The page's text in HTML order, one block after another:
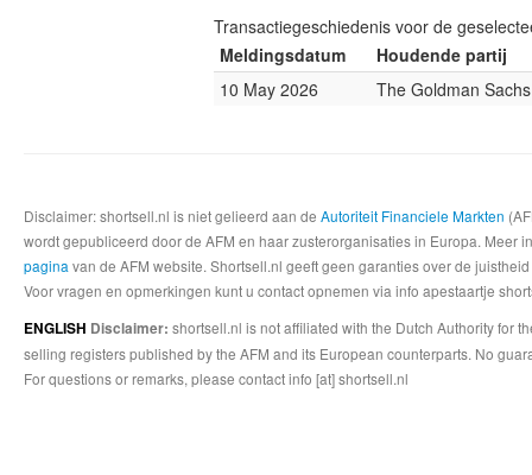
Transactiegeschiedenis voor de
Meldingsdatum
Houdende partij
10 May 2026
The Goldman
Disclaimer: shortsell.nl is niet gelieerd aan de Autoriteit Financiele Markten
wordt gepubliceerd door de AFM en haar zusterorganisaties in Europa.
pagina van de AFM website. Shortsell.nl geeft geen garanties over de
Voor vragen en opmerkingen kunt u contact opnemen via info apestaartje
ENGLISH Disclaimer: shortsell.nl is not affiliated with the Dutch Authority for
selling registers published by the AFM and its European counterparts. No
For questions or remarks, please contact info [at] shortsell.nl